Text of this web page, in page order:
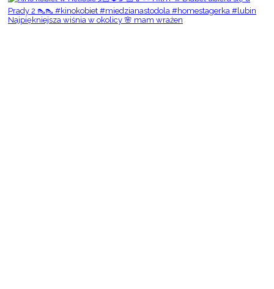
Najpiękniejsza wiśnia w okolicy 🌸 mam wrażen